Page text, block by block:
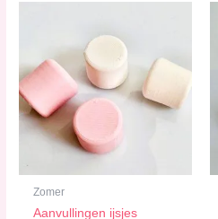
Zomer
Aanvullingen ijsjes